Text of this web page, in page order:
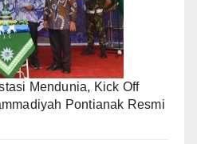
Mendunia, Kick Off
Pontianak Resmi